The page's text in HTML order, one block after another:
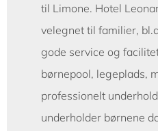
til Limone. Hotel
velegnet til familier,
gode service og
børnepool, legeplads,
professionelt
underholder børnene